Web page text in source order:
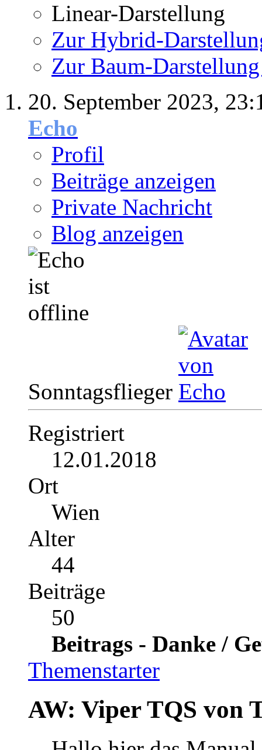
Linear-Darstellung
Zur Hybrid-
Zur Baum-
20. September 2023,
Echo
Profil
Beiträge anzeigen
Private Nachricht
Blog anzeigen
Sonntagsflieger
Registriert
12.01.2018
Ort
Wien
Alter
44
Beiträge
50
Beitrags - Danke /
Themenstarter
AW: Viper TQS von